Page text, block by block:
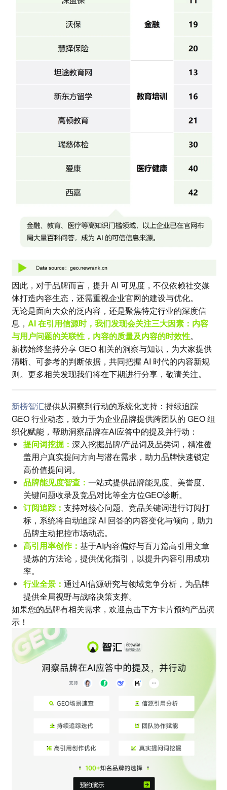
因此，对于品牌而言，提升 AI 可见度，不仅依赖社交媒
体打造内容生态，还需重视企业官网的建设与优化。
无论是面向大众的泛内容，还是聚焦特定行业的深度信
息，AI 在引用信源时，我们发现会关注三大因素：内容
与用户问题的关联性，内容的质量及内容的时效性。
新榜始终坚持分享 GEO 相关的洞察与知识，为大家提供
清晰、可参考的判断依据，共同把握 AI 时代的内容新规
则。更多相关发现我们将在下期进行分享，敬请关注。
新榜智汇提供从洞察到行动的系统化支持：持续追踪
GEO 行业动态，致力于为企业品牌提供跨团队的 GEO 组
织化赋能，帮助洞察品牌在AI应答中的提及并行动：
提问词挖掘：深入挖掘品牌/产品词及品类词，精准覆
盖用户真实提问方向与潜在需求，助力品牌快速锁定
高价值提问词。
品牌能见度智查：一站式提供品牌能见度、美誉度、
关键问题收录及竞品对比等全方位GEO诊断。
订阅追踪：支持对核心问题、竞品关键词进行订阅打
标，系统将自动追踪 AI 回答的内容变化与倾向，助力
品牌主动把控市场动态。
高引用率创作：基于AI内容偏好与百万篇高引用文章
提炼的方法论，提供优化指引，以提升内容引用成功
率。
行业全景：通过AI信源研究与领域竞争分析，为品牌
提供全局视野与战略决策支撑。
如果您的品牌有相关需求，欢迎点击下方卡片预约产品演
示！